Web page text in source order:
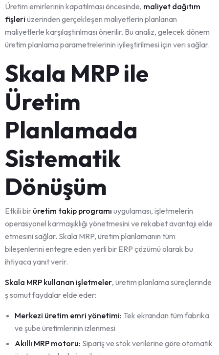
Üretim emirlerinin kapatılması öncesinde, maliyet dağıtım
fişleri üzerinden gerçekleşen maliyetlerin planlanan
maliyetlerle karşılaştırılması önerilir. Bu analiz, gelecek dönem
üretim planlama parametrelerinin iyileştirilmesi için veri sağlar.
Skala MRP ile
Üretim
Planlamada
Sistematik
Dönüşüm
Etkili bir üretim takip programı uygulaması, işletmelerin
operasyonel karmaşıklığı yönetmesini ve rekabet avantajı elde
etmesini sağlar. Skala MRP, üretim planlamanın tüm
bileşenlerini entegre eden yerli bir ERP çözümü olarak bu
ihtiyaca yanıt verir.
Skala MRP kullanan işletmeler, üretim planlama süreçlerinde
ş somut faydalar elde eder:
Merkezi üretim emri yönetimi: Tek ekrandan tüm fabrika
ve şube üretimlerinin izlenmesi
Akıllı MRP motoru: Sipariş ve stok verilerine göre otomatik